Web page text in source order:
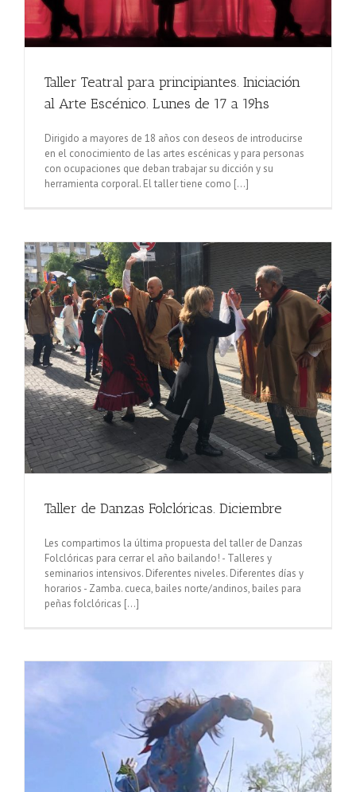
Taller Teatral para principiantes. Iniciación
al Arte Escénico. Lunes de 17 a 19hs
Dirigido a mayores de 18 años con deseos de introducirse
en el conocimiento de las artes escénicas y para personas
con ocupaciones que deban trabajar su dicción y su
herramienta corporal. El taller tiene como [...]
Taller de Danzas Folclóricas. Diciembre
Les compartimos la última propuesta del taller de Danzas
Folclóricas para cerrar el año bailando! - Talleres y
seminarios intensivos. Diferentes niveles. Diferentes días y
horarios - Zamba. cueca, bailes norte/andinos, bailes para
peñas folclóricas [...]